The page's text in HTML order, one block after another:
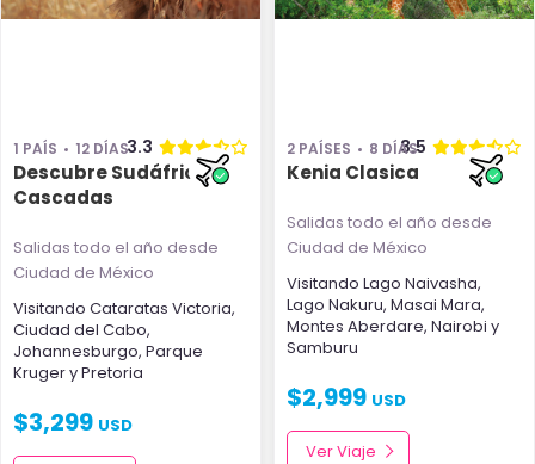
1 PAÍS 12 DÍAS3.3
Descubre Sudáfrica y
Cascadas
Salidas todo el año desde
Ciudad de México
Visitando Cataratas Victoria,
Ciudad del Cabo,
Johannesburgo, Parque
KrugeryPretoria
$3,299 USD
2 PAÍSES 8 DÍAS
3.5
Kenia Clasica
Salidas todo el año desde
Ciudad de México
Visitando Lago Naivasha,
Lago Nakuru, Masai Mara,
Montes Aberdare, Nairobi y
Samburu
$2,999 USD
Ver Viaje